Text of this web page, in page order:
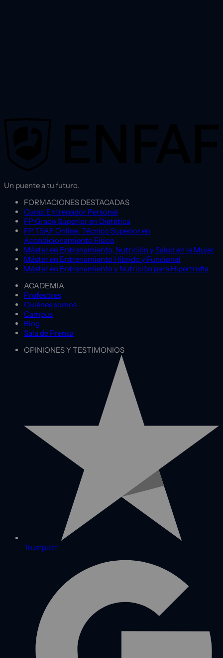
Un puente a tu futuro.
FORMACIONES DESTACADAS
Curso Entrenador Personal
FP Grado Superior en Dietética
FP TSAF Online: Técnico Superior en
Acondicionamiento Físico
Máster en Entrenamiento, Nutrición y Salud en la Mujer
Máster en Entrenamiento Híbrido y Funcional
Máster en Entrenamiento y Nutrición para Hipertrofia
ACADEMIA
Profesores
Quiénes somos
Campus
Blog
Sala de Prensa
OPINIONES Y TESTIMONIOS
Trustpilot